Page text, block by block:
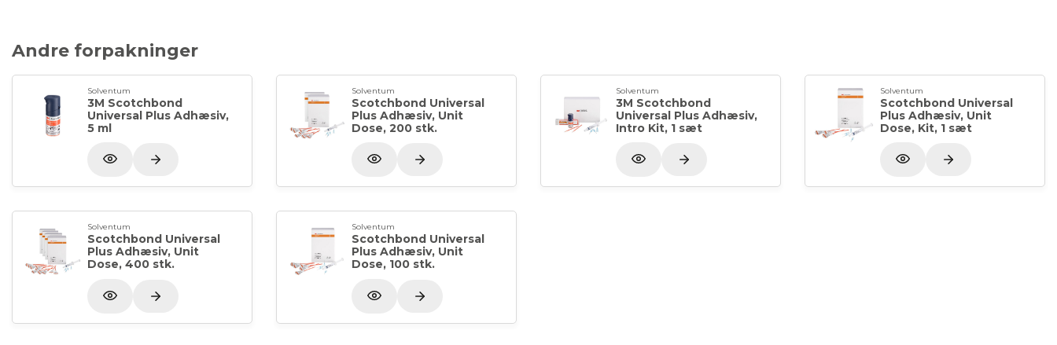
Andre forpakninger
Solventum
3M Scotchbond
Universal Plus Adhæsiv,
5 ml
Solventum
Scotchbond Universal
Plus Adhæsiv, Unit
Dose, 200 stk.
Solventum
3M Scotchbond
Universal Plus Adhæsiv,
Intro Kit, 1 sæt
Solventum
Scotchbond Universal
Plus Adhæsiv, Unit
Dose, Kit, 1 sæt
Solventum
Scotchbond Universal
Plus Adhæsiv, Unit
Dose, 400 stk.
Solventum
Scotchbond Universal
Plus Adhæsiv, Unit
Dose, 100 stk.